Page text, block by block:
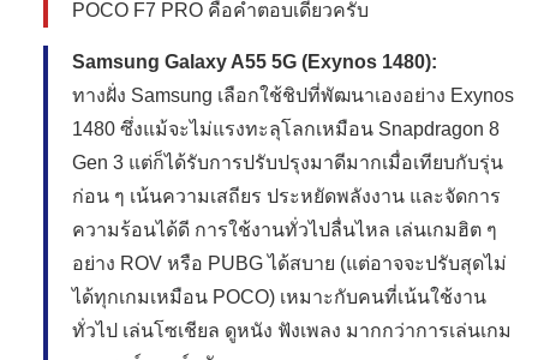
POCO F7 PRO คือคำตอบเดียวครับ
Samsung Galaxy A55 5G (Exynos 1480):
ทางฝั่ง Samsung เลือกใช้ชิปที่พัฒนาเองอย่าง Exynos
1480 ซึ่งแม้จะไม่แรงทะลุโลกเหมือน Snapdragon 8
Gen 3 แต่ก็ได้รับการปรับปรุงมาดีมากเมื่อเทียบกับรุ่น
ก่อน ๆ เน้นความเสถียร ประหยัดพลังงาน และจัดการ
ความร้อนได้ดี การใช้งานทั่วไปลื่นไหล เล่นเกมฮิต ๆ
อย่าง ROV หรือ PUBG ได้สบาย (แต่อาจจะปรับสุดไม่
ได้ทุกเกมเหมือน POCO) เหมาะกับคนที่เน้นใช้งาน
ทั่วไป เล่นโซเชียล ดูหนัง ฟังเพลง มากกว่าการเล่นเกม